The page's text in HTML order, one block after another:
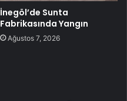
İnegöl’de Sunta
Fabrikasında Yangın
Ağustos 7, 2026